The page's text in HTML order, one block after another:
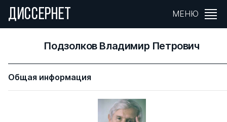
ДИССЕРНЕТ МЕНЮ
Подзолков Владимир Петрович
Общая информация